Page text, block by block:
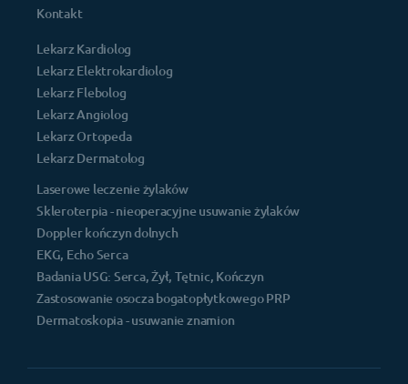
Kontakt
Lekarz Kardiolog
Lekarz Elektrokardiolog
Lekarz Flebolog
Lekarz Angiolog
Lekarz Ortopeda
Lekarz Dermatolog
Laserowe leczenie żylaków
Skleroterpia - nieoperacyjne usuwanie żylaków
Doppler kończyn dolnych
EKG, Echo Serca
Badania USG: Serca, Żył, Tętnic, Kończyn
Zastosowanie osocza bogatopłytkowego PRP
Dermatoskopia - usuwanie znamion